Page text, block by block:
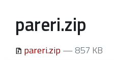
pareri.zip
pareri.zip — 857 KB